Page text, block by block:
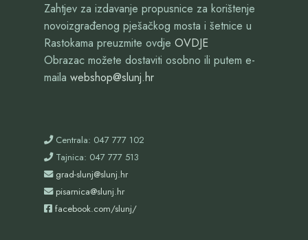
Zahtjev za izdavanje propusnice za korištenje
novoizgrađenog pješačkog mosta i šetnice u
Rastokama preuzmite ovdje OVDJE
Obrazac možete dostaviti osobno ili putem e-
maila webshop@slunj.hr
Centrala: 047 777 102
Tajnica: 047 777 513
grad-slunj@slunj.hr
pisarnica@slunj.hr
facebook.com/slunj/